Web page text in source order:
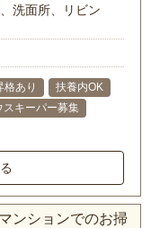
洗面所、リビン
格あり
扶養内OK
スキーパー募集
ンションでのお掃